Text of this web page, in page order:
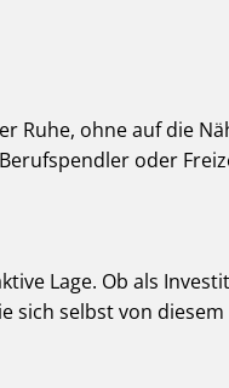
Ruhe, ohne auf die
oder
Lage. Ob als
sich selbst von